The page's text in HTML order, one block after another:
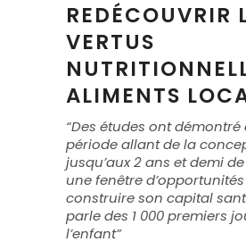
REDÉCOUVRIR
VERTUS
ALIMENTS
“Des études ont démontré
période allant de la
jusqu’aux 2 ans et demi
une fenêtre
construire son capital
parle des 1 000 premiers
l’enfant”